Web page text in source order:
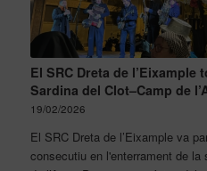
El SRC Dreta de l’Eixample
Sardina del Clot–Camp de
19/02/2026
El SRC Dreta de l’Eixample va
consecutiu en l'enterrament de la